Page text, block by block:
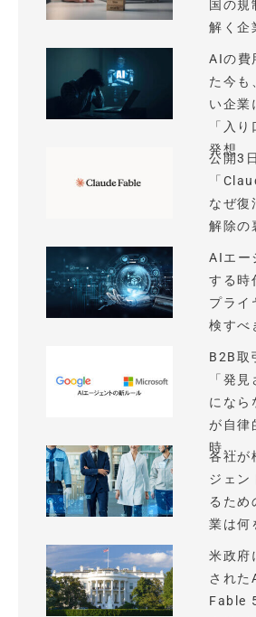
国の規
解く企
AIの費
た今も
い企業
「入
発想
公開3
「
なぜ復
解除の
AIエー
する時
プライ
検すべ
B2B取
「発
になら
が自律
時...
各社が
ジェン
るため
業は何
米政府
され
Fable